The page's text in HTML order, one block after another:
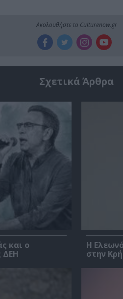
Ακολουθήστε το Culturenow.gr
Σχετικά Άρθρα
και ο
ΔΕΗ
Η
στην